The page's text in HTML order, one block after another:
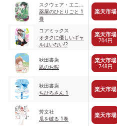
スクウェア・エニッ
クス
薬屋のひとりごと 1
巻
楽天市場
コアミックス
オタクに優しいギャ
ルはいない!?
楽天市場
704円
秋田書店
凪のお暇
楽天市場
748円
秋田書店
ちひろさん 1
楽天市場
芳文社
瓜を破る 1巻
楽天市場